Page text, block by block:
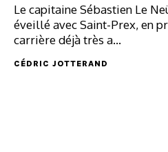
Le capitaine Sébastien Le
éveillé avec Saint-Prex, en
carrière déjà très a...
CÉDRIC JOTTERAND